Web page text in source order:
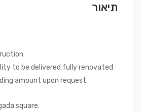
תיאור
to be delivered fully renovated
amount upon request.
square.